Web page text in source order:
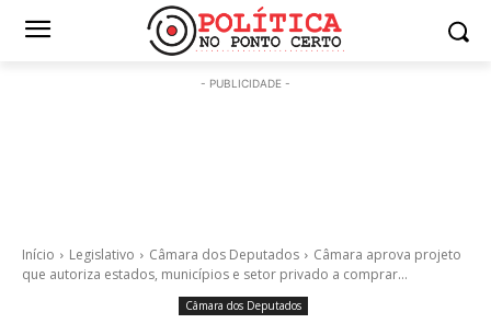
- PUBLICIDADE -
Início Legislativo Câmara dos Deputados
Câmara aprova projeto
que autoriza estados, municípios e setor privado a comprar...
Câmara dos Deputados